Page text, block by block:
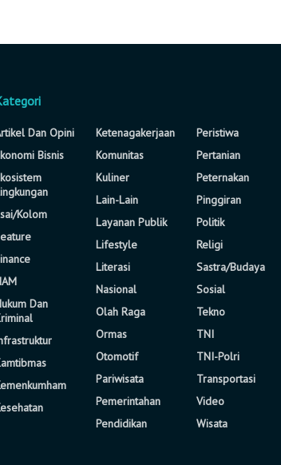
Dan Opini
Bisnis
Kolom
Dan
Ketenagakerjaan
Komunitas
Kuliner
Lain-Lain
Layanan Publik
Lifestyle
Literasi
Nasional
Olah Raga
Ormas
Otomotif
Pariwisata
Pemerintahan
Pendidikan
Peristiwa
Pertanian
Peternakan
Pinggiran
Politik
Religi
Sastra/Budaya
Sosial
Tekno
TNI
TNI-Polri
Transportasi
Video
Wisata